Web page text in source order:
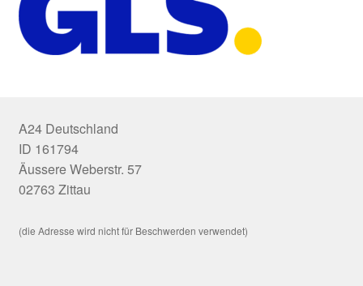
A24 Deutschland
ID 161794
Äussere Weberstr. 57
02763 Zittau
(die Adresse wird nicht für Beschwerden verwendet)